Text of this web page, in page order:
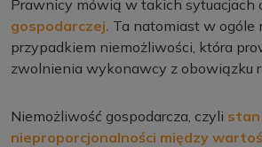
Prawnicy mówią w takich sytuacjach
gospodarczej. Ta natomiast w ogóle
przypadkiem niemożliwości, która
zwolnienia wykonawcy z obowiązku
Niemożliwość gospodarcza, czyli stan
nieproporcjonalności między